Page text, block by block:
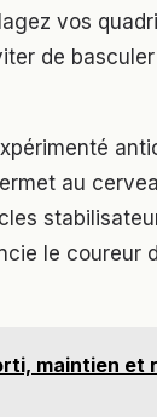
vos
de
au
le coureur
maintien et